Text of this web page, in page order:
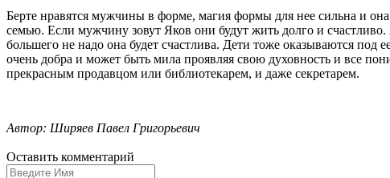
Берте нравятся мужчины в форме, магия формы для нее сильна и
семью. Если мужчину зовут Яков они будут жить долго и счастливо.
большего не надо она будет счастлива. Дети тоже оказываются под
очень добра и может быть мила проявляя свою духовность и все
прекрасным продавцом или библиотекарем, и даже секретарем.
Автор: Ширяев Павел Григорьевич
Оставить комментарий